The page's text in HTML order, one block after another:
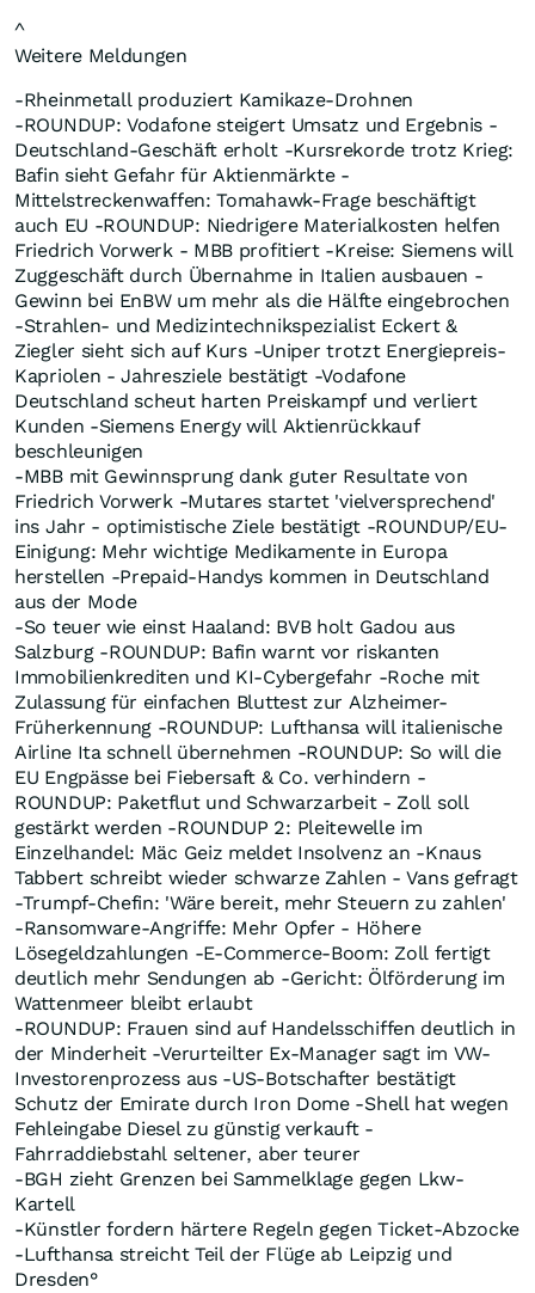
^
Weitere Meldungen
-Rheinmetall produziert Kamikaze-Drohnen
-ROUNDUP: Vodafone steigert Umsatz und Ergebnis -
Deutschland-Geschäft erholt -Kursrekorde trotz Krieg:
Bafin sieht Gefahr für Aktienmärkte -
Mittelstreckenwaffen: Tomahawk-Frage beschäftigt
auch EU -ROUNDUP: Niedrigere Materialkosten helfen
Friedrich Vorwerk - MBB profitiert -Kreise: Siemens will
Zuggeschäft durch Übernahme in Italien ausbauen -
Gewinn bei EnBW um mehr als die Hälfte eingebrochen
-Strahlen- und Medizintechnikspezialist Eckert &
Ziegler sieht sich auf Kurs -Uniper trotzt Energiepreis-
Kapriolen - Jahresziele bestätigt -Vodafone
Deutschland scheut harten Preiskampf und verliert
Kunden -Siemens Energy will Aktienrückkauf
beschleunigen
-MBB mit Gewinnsprung dank guter Resultate von
Friedrich Vorwerk -Mutares startet 'vielversprechend'
ins Jahr - optimistische Ziele bestätigt -ROUNDUP/EU-
Einigung: Mehr wichtige Medikamente in Europa
herstellen -Prepaid-Handys kommen in Deutschland
aus der Mode
-So teuer wie einst Haaland: BVB holt Gadou aus
Salzburg -ROUNDUP: Bafin warnt vor riskanten
Immobilienkrediten und KI-Cybergefahr -Roche mit
Zulassung für einfachen Bluttest zur Alzheimer-
Früherkennung -ROUNDUP: Lufthansa will italienische
Airline Ita schnell übernehmen -ROUNDUP: So will die
EU Engpässe bei Fiebersaft & Co. verhindern -
ROUNDUP: Paketflut und Schwarzarbeit - Zoll soll
gestärkt werden -ROUNDUP 2: Pleitewelle im
Einzelhandel: Mäc Geiz meldet Insolvenz an -Knaus
Tabbert schreibt wieder schwarze Zahlen - Vans gefragt
-Trumpf-Chefin: 'Wäre bereit, mehr Steuern zu zahlen'
-Ransomware-Angriffe: Mehr Opfer - Höhere
Lösegeldzahlungen -E-Commerce-Boom: Zoll fertigt
deutlich mehr Sendungen ab -Gericht: Ölförderung im
Wattenmeer bleibt erlaubt
-ROUNDUP: Frauen sind auf Handelsschiffen deutlich in
der Minderheit -Verurteilter Ex-Manager sagt im VW-
Investorenprozess aus -US-Botschafter bestätigt
Schutz der Emirate durch Iron Dome -Shell hat wegen
Fehleingabe Diesel zu günstig verkauft -
Fahrraddiebstahl seltener, aber teurer
-BGH zieht Grenzen bei Sammelklage gegen Lkw-
Kartell
-Künstler fordern härtere Regeln gegen Ticket-Abzocke
-Lufthansa streicht Teil der Flüge ab Leipzig und
Dresden°